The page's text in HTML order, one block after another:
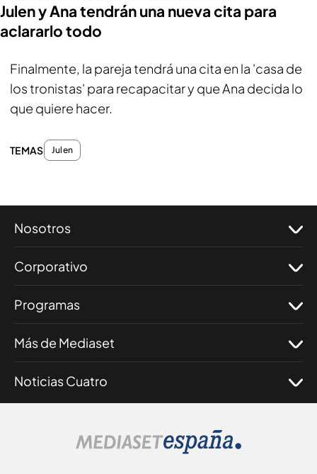
Julen y Ana tendrán una nueva cita para
aclararlo todo
Finalmente, la pareja tendrá una cita en la 'casa de
los tronistas' para recapacitar y que Ana decida lo
que quiere hacer.
TEMAS Julen
Nosotros
Corporativo
Programas
Más de Mediaset
Noticias Cuatro